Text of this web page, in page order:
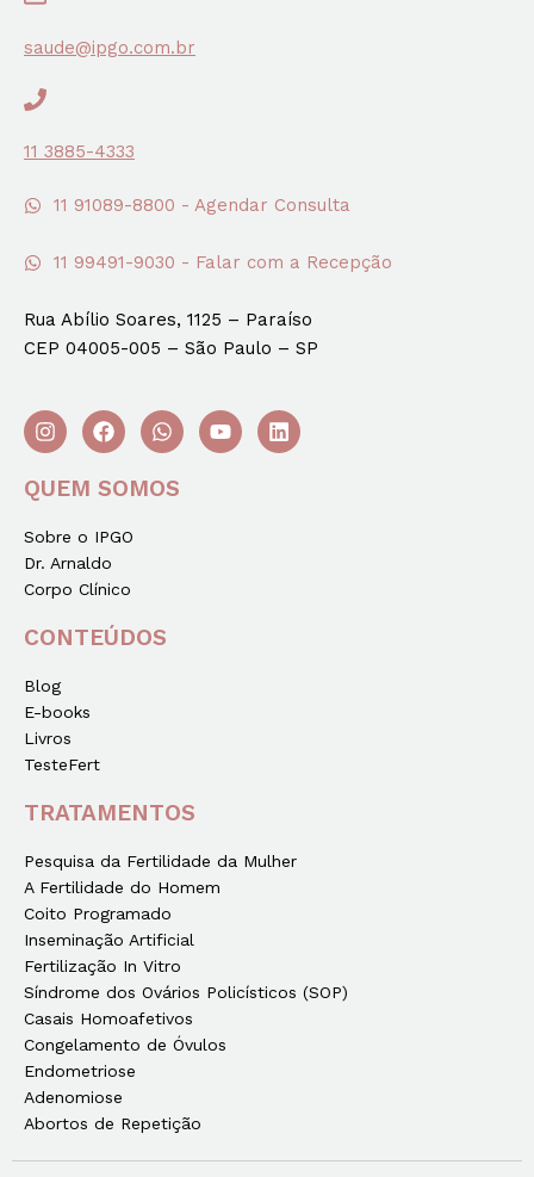
saude@ipgo.com.br
11 3885-4333
11 91089-8800 - Agendar Consulta
11 99491-9030 - Falar com a Recepção
Rua Abílio Soares, 1125 – Paraíso
CEP 04005-005 – São Paulo – SP
QUEM SOMOS
Sobre o IPGO
Dr. Arnaldo
Corpo Clínico
CONTEÚDOS
Blog
E-books
Livros
TesteFert
TRATAMENTOS
Pesquisa da Fertilidade da Mulher
A Fertilidade do Homem
Coito Programado
Inseminação Artificial
Fertilização In Vitro
Síndrome dos Ovários Policísticos (SOP)
Casais Homoafetivos
Congelamento de Óvulos
Endometriose
Adenomiose
Abortos de Repetição